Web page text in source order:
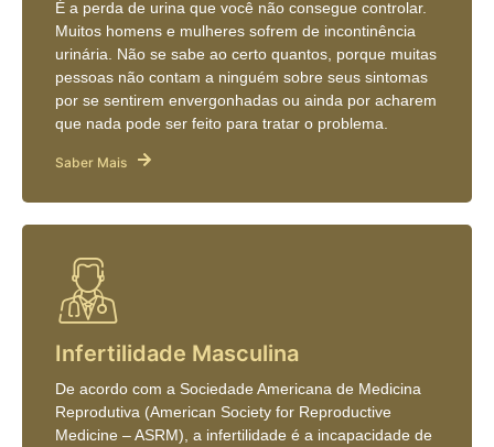
É a perda de urina que você não consegue controlar.
Muitos homens e mulheres sofrem de incontinência
urinária. Não se sabe ao certo quantos, porque muitas
pessoas não contam a ninguém sobre seus sintomas
por se sentirem envergonhadas ou ainda por acharem
que nada pode ser feito para tratar o problema.
Saber Mais
Infertilidade Masculina
De acordo com a Sociedade Americana de Medicina
Reprodutiva (American Society for Reproductive
Medicine – ASRM), a infertilidade é a incapacidade de